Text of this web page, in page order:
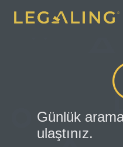
Günlük
ulaştınız.